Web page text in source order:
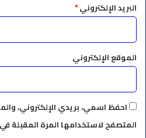
البريد الإلكتروني*
الموقع الإلكتروني
احفظ اسمي، بريدي الإلكتروني،
المتصفح لاستخدامها المرة المقبلة